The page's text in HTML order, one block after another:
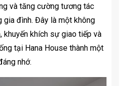
và tăng cường tương tác
gia đình. Đây là một không
khuyến khích sự giao tiếp và
tại Hana House thành một
nhớ.